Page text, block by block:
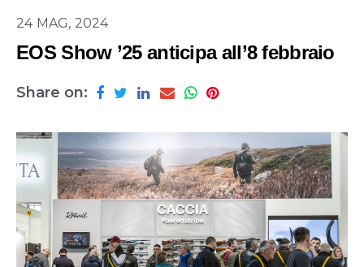
24 MAG, 2024
EOS Show ’25 anticipa all’8 febbraio
Share on: